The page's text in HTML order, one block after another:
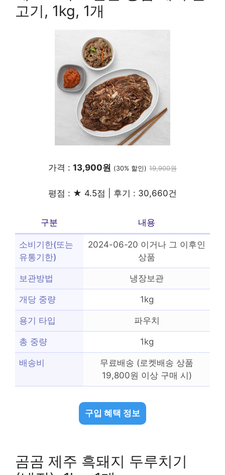
고기, 1kg, 1개
가격 : 13,900원 (30% 할인) 19,900원
평점 : ★ 4.5점 | 후기 : 30,660건
구분 내용
소비기한(또는
유통기한)
2024-06-20 이거나 그 이후인
상품
보관방법 냉장보관
개당 중량 1kg
용기 타입 파우치
총 중량 1kg
배송비
무료배송 (로켓배송 상품
19,800원 이상 구매 시)
구입 혜택 정보
곰곰 제주 흑돼지 두루치기